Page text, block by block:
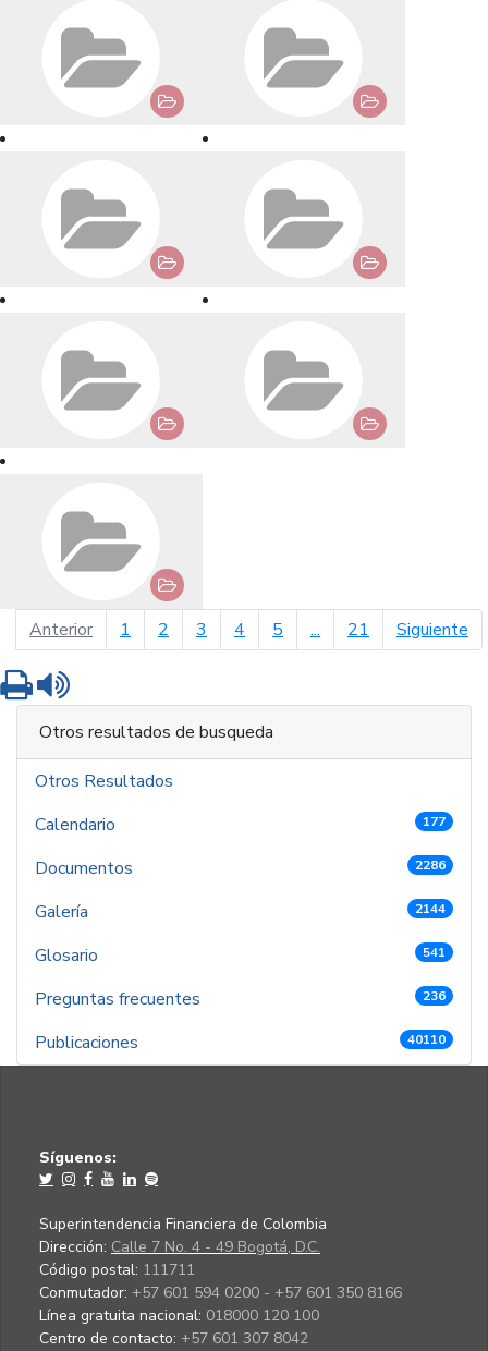
Anteriorpágina anterior
1 2 3 4 5 ... 21 Siguiente
Imprimir
Otros resultados de busqueda
Otros Resultados
Calendario
177
Documentos 2286
Galería 2144
Glosario 541
Preguntas frecuentes 236
Publicaciones 40110
Síguenos:
Superintendencia Financiera de Colombia
Dirección: Calle 7 No. 4 - 49 Bogotá, D.C.
Código postal: 111711
Conmutador: +57 601 594 0200 - +57 601 350 8166
Línea gratuita nacional: 018000 120 100
Centro de contacto: +57 601 307 8042